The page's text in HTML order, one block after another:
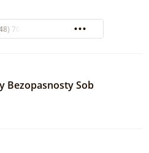
701-39-31
Bezopasnosty Sob